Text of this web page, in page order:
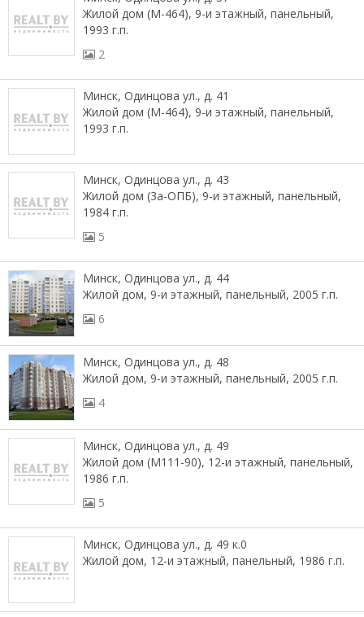
Жилой дом (М-464), 9-и этажный, панельный,
1993 г.п.
2
Минск, Одинцова ул., д. 41
Жилой дом (М-464), 9-и этажный, панельный,
1993 г.п.
Минск, Одинцова ул., д. 43
Жилой дом (3а-ОПБ), 9-и этажный, панельный,
1984 г.п.
5
Минск, Одинцова ул., д. 44
Жилой дом, 9-и этажный, панельный, 2005 г.п.
6
Минск, Одинцова ул., д. 48
Жилой дом, 9-и этажный, панельный, 2005 г.п.
4
Минск, Одинцова ул., д. 49
Жилой дом (М111-90), 12-и этажный, панельный,
1986 г.п.
5
Минск, Одинцова ул., д. 49 к.0
Жилой дом, 12-и этажный, панельный, 1986 г.п.